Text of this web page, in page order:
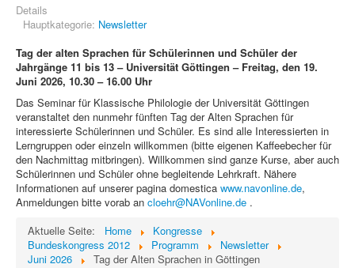
Details
Hauptkategorie: Newsletter
Tag der alten Sprachen für Schülerinnen und Schüler der
Jahrgänge 11 bis 13 – Universität Göttingen – Freitag, den 19.
Juni 2026, 10.30 – 16.00 Uhr
Das Seminar für Klassische Philologie der Universität Göttingen
veranstaltet den nunmehr fünften Tag der Alten Sprachen für
interessierte Schülerinnen und Schüler. Es sind alle Interessierten in
Lerngruppen oder einzeln willkommen (bitte eigenen Kaffeebecher für
den Nachmittag mitbringen). Willkommen sind ganze Kurse, aber auch
Schülerinnen und Schüler ohne begleitende Lehrkraft. Nähere
Informationen auf unserer pagina domestica www.navonline.de,
Anmeldungen bitte vorab an cloehr@NAVonline.de .
Aktuelle Seite:
Home
Kongresse
Bundeskongress 2012
Programm
Newsletter
Juni 2026
Tag der Alten Sprachen in Göttingen